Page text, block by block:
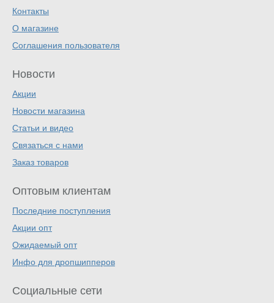
Контакты
О магазине
Соглашения пользователя
Новости
Акции
Новости магазина
Статьи и видео
Связаться с нами
Заказ товаров
Оптовым клиентам
Последние поступления
Акции опт
Ожидаемый опт
Инфо для дропшипперов
Социальные сети